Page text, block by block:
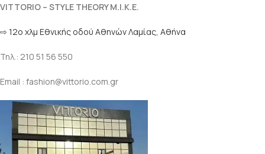
VITTORIO – STYLE THEORY M.I.K.E.
⇨ 12ο χλμ Eθνικής οδού Αθηνών Λαμίας, Αθήνα
Τηλ.: 210 51 56 550
Email : fashion@vittorio.com.gr